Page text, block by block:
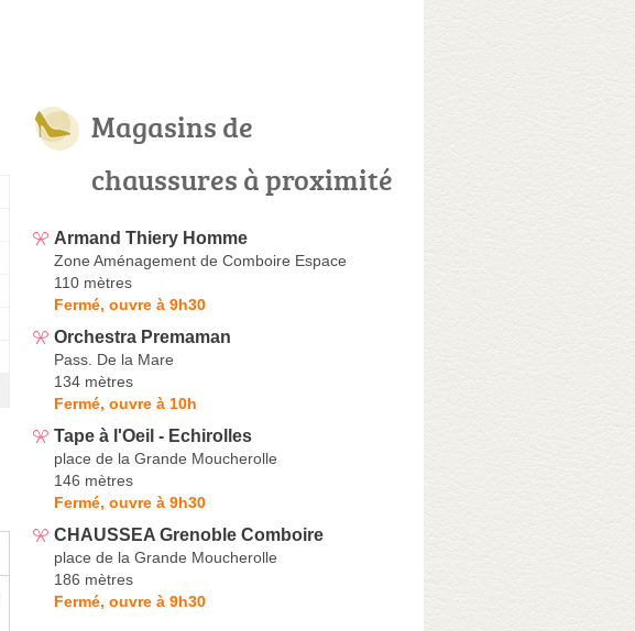
Magasins de
chaussures à proximité
Armand Thiery Homme
Zone Aménagement de Comboire Espace
110 mètres
Fermé, ouvre à 9h30
Orchestra Premaman
Pass. De la Mare
134 mètres
Fermé, ouvre à 10h
Tape à l'Oeil - Echirolles
place de la Grande Moucherolle
146 mètres
Fermé, ouvre à 9h30
CHAUSSEA Grenoble Comboire
place de la Grande Moucherolle
186 mètres
Fermé, ouvre à 9h30